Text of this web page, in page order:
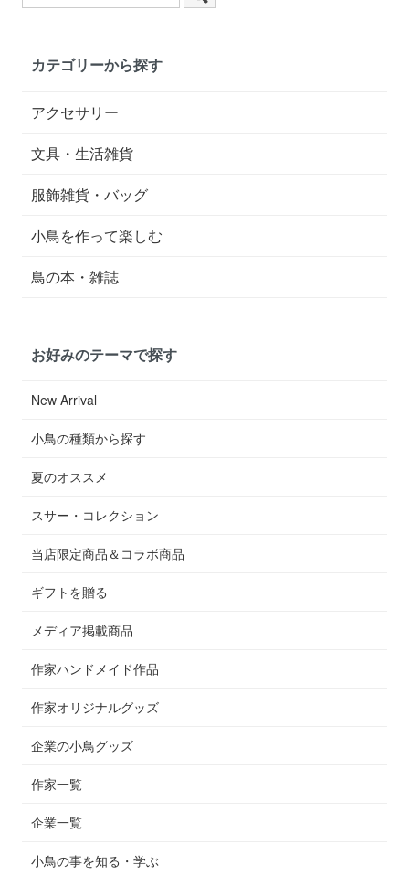
カテゴリーから探す
アクセサリー
文具・生活雑貨
服飾雑貨・バッグ
小鳥を作って楽しむ
鳥の本・雑誌
お好みのテーマで探す
New Arrival
小鳥の種類から探す
夏のオススメ
スサー・コレクション
当店限定商品＆コラボ商品
ギフトを贈る
メディア掲載商品
作家ハンドメイド作品
作家オリジナルグッズ
企業の小鳥グッズ
作家一覧
企業一覧
小鳥の事を知る・学ぶ